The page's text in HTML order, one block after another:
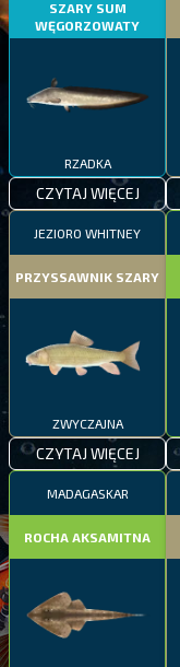
SZARY SUM
WĘGORZOWATY
RZADKA
CZYTAJ WIĘCEJ
JEZIORO WHITNEY
PRZYSSAWNIK SZARY
ZWYCZAJNA
CZYTAJ WIĘCEJ
MADAGASKAR
ROCHA AKSAMITNA